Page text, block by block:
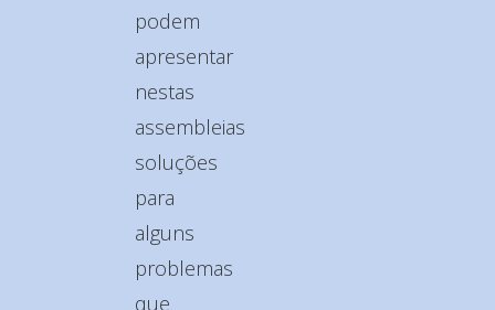
podem
apresentar
nestas
assembleias
soluções
para
alguns
problemas
que